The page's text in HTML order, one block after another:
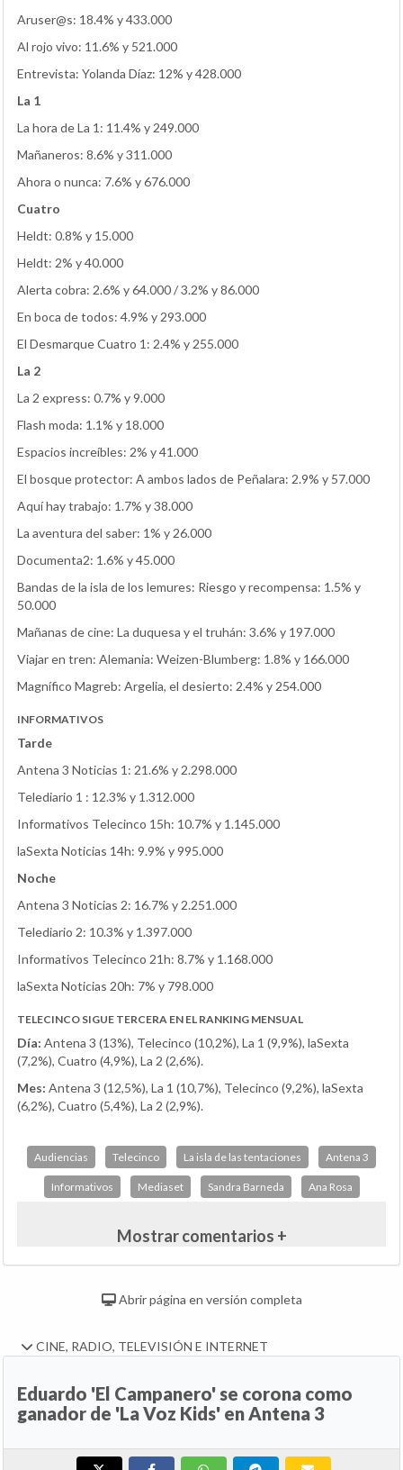
Aruser@s: 18.4% y 433.000
Al rojo vivo: 11.6% y 521.000
Entrevista: Yolanda Díaz: 12% y 428.000
La 1
La hora de La 1: 11.4% y 249.000
Mañaneros: 8.6% y 311.000
Ahora o nunca: 7.6% y 676.000
Cuatro
Heldt: 0.8% y 15.000
Heldt: 2% y 40.000
Alerta cobra: 2.6% y 64.000 / 3.2% y 86.000
En boca de todos: 4.9% y 293.000
El Desmarque Cuatro 1: 2.4% y 255.000
La 2
La 2 express: 0.7% y 9.000
Flash moda: 1.1% y 18.000
Espacios increíbles: 2% y 41.000
El bosque protector: A ambos lados de Peñalara: 2.9% y 57.000
Aquí hay trabajo: 1.7% y 38.000
La aventura del saber: 1% y 26.000
Documenta2: 1.6% y 45.000
Bandas de la isla de los lemures: Riesgo y recompensa: 1.5% y
50.000
Mañanas de cine: La duquesa y el truhán: 3.6% y 197.000
Viajar en tren: Alemania: Weizen-Blumberg: 1.8% y 166.000
Magnífico Magreb: Argelia, el desierto: 2.4% y 254.000
INFORMATIVOS
Tarde
Antena 3 Noticias 1: 21.6% y 2.298.000
Telediario 1 : 12.3% y 1.312.000
Informativos Telecinco 15h: 10.7% y 1.145.000
laSexta Noticias 14h: 9.9% y 995.000
Noche
Antena 3 Noticias 2: 16.7% y 2.251.000
Telediario 2: 10.3% y 1.397.000
Informativos Telecinco 21h: 8.7% y 1.168.000
laSexta Noticias 20h: 7% y 798.000
TELECINCO SIGUE TERCERA EN EL RANKING MENSUAL
Día: Antena 3 (13%), Telecinco (10,2%), La 1 (9,9%), laSexta
(7,2%), Cuatro (4,9%), La 2 (2,6%).
Mes: Antena 3 (12,5%), La 1 (10,7%), Telecinco (9,2%), laSexta
(6,2%), Cuatro (5,4%), La 2 (2,9%).
Audiencias Telecinco La isla de las tentaciones Antena 3
Informativos Mediaset Sandra Barneda Ana Rosa
Mostrar comentarios +
Abrir página en versión completa
CINE, RADIO, TELEVISIÓN E INTERNET
Eduardo 'El Campanero' se corona como
ganador de 'La Voz Kids' en Antena 3